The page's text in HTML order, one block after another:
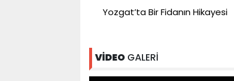
Yozgat’ta Bir Fidanın Hikayesi
VİDEOGALERİ